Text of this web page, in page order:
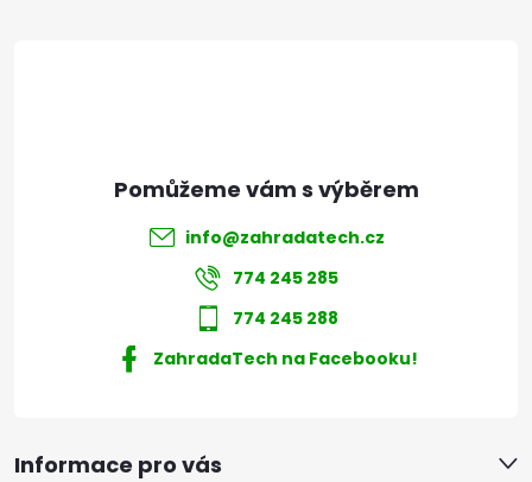
Informace pro vás
info@zahradatech.cz
774 245 285
774 245 288
ZahradaTech na Facebooku!